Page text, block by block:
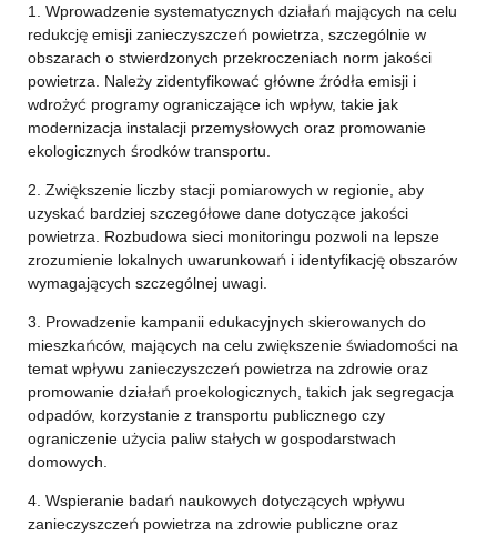
1. Wprowadzenie systematycznych działań mających na celu
redukcję emisji zanieczyszczeń powietrza, szczególnie w
obszarach o stwierdzonych przekroczeniach norm jakości
powietrza. Należy zidentyfikować główne źródła emisji i
wdrożyć programy ograniczające ich wpływ, takie jak
modernizacja instalacji przemysłowych oraz promowanie
ekologicznych środków transportu.
2. Zwiększenie liczby stacji pomiarowych w regionie, aby
uzyskać bardziej szczegółowe dane dotyczące jakości
powietrza. Rozbudowa sieci monitoringu pozwoli na lepsze
zrozumienie lokalnych uwarunkowań i identyfikację obszarów
wymagających szczególnej uwagi.
3. Prowadzenie kampanii edukacyjnych skierowanych do
mieszkańców, mających na celu zwiększenie świadomości na
temat wpływu zanieczyszczeń powietrza na zdrowie oraz
promowanie działań proekologicznych, takich jak segregacja
odpadów, korzystanie z transportu publicznego czy
ograniczenie użycia paliw stałych w gospodarstwach
domowych.
4. Wspieranie badań naukowych dotyczących wpływu
zanieczyszczeń powietrza na zdrowie publiczne oraz